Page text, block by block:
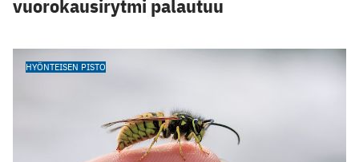
vuorokausirytmi palautuu
HYÖNTEISEN PISTO